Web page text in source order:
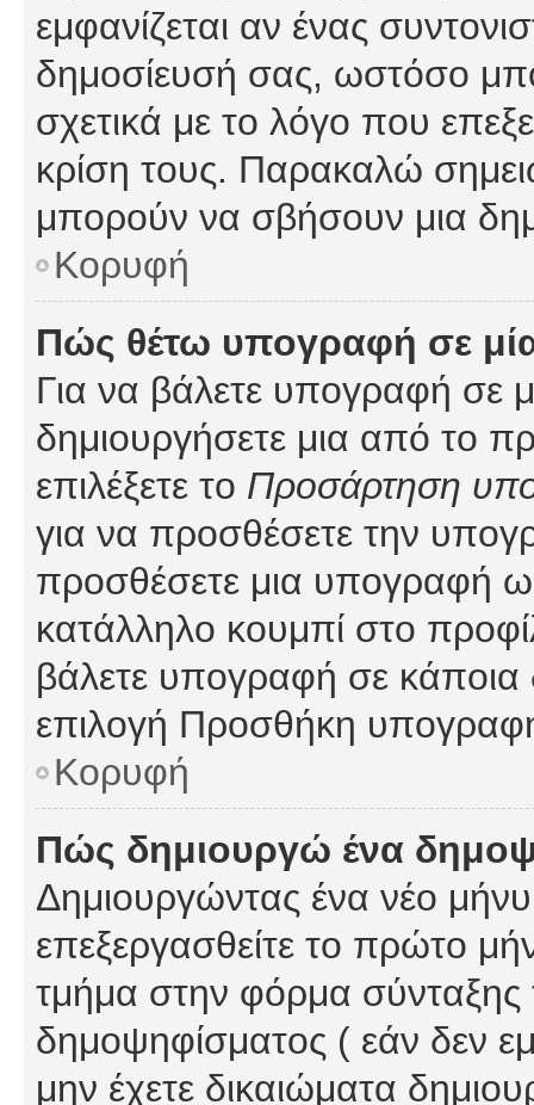
εμφανίζεται αν ένας
δημοσίευσή σας, ωστόσο
σχετικά με το λόγο που
κρίση τους. Παρακαλώ
μπορούν να σβήσουν μια
Κορυφή
Πώς θέτω υπογραφή σε
Για να βάλετε υπογραφή σε
δημιουργήσετε μια από το
επιλέξετε το Προσάρτηση
για να προσθέσετε την
προσθέσετε μια υπογραφή
κατάλληλο κουμπί στο
βάλετε υπογραφή σε κάποια
επιλογή Προσθήκη
Κορυφή
Πώς δημιουργώ ένα
Δημιουργώντας ένα νέο
επεξεργασθείτε το πρώτο
τμήμα στην φόρμα σύνταξης
δημοψηφίσματος ( εάν δεν
μην έχετε δικαιώματα